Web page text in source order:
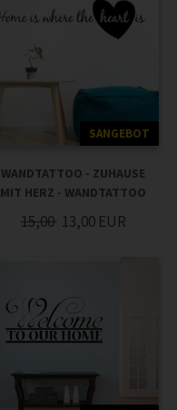
SANGEBOT
WANDTATTOO - ZUHAUSE
MIT HERZ - WANDTATTOO
15,00 13,00 EUR